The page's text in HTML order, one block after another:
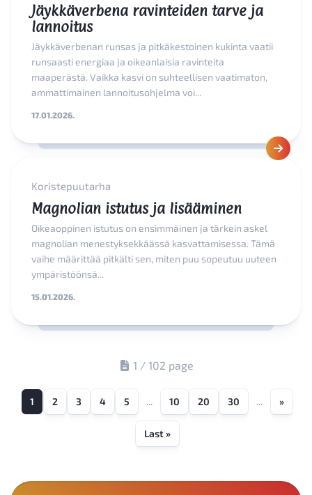
Jäykkäverbena ravinteiden tarve ja
lannoitus
Jäykkäverbenan runsas ja pitkäkestoinen kukinta vaatii
runsaasti energiaa ja oikeanlaisia ravinteita
maaperästä. Vaikka kasvi on suhteellisen vaatimaton,
ammattimainen lannoitusohjelma voi...
17.01.2026.
Koristepuutarha
Magnolian istutus ja lisääminen
Oikeaoppinen istutus on ensimmäinen ja tärkein askel
magnolian menestyksekkäässä kasvattamisessa. Tämä
vaihe määrittää pitkälti sen, miten puu sopeutuu uuteen
ympäristöönsä...
15.01.2026.
1 / 102 page
1 2 3 4 5 ... 10 20 30 ... »
Last »